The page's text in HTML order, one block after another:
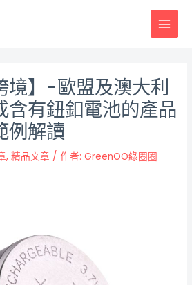
境】-歐盟及澳大利
含有鈕釦電池的產品
例解讀
,精品文章 / 作者:GreenOO綠圈圈